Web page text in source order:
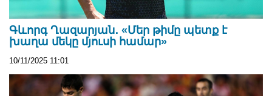
Գևորգ Ղազարյան․ «Մեր թիմը պետք է
խաղա մեկը մյուսի համար»
10/11/2025 11:01